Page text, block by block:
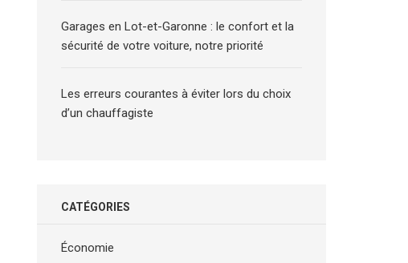
Garages en Lot-et-Garonne : le confort et la
sécurité de votre voiture, notre priorité
Les erreurs courantes à éviter lors du choix
d’un chauffagiste
CATÉGORIES
Économie